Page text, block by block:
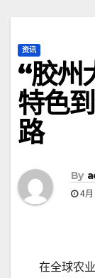
资讯
“胶州
特色
路
By
4月
在全球农